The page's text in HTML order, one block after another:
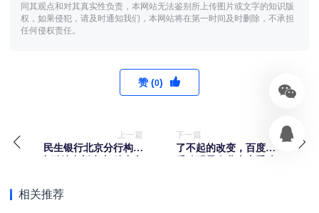
同其观点和对其真实性负责，本网站无法鉴别所上传图片或文字的知识版
权，如果侵犯，请及时通知我们，本网站将在第一时间及时删除，不承担
任何侵权责任。
赞 (0)
上一篇
民生银行北京分行构建
下一篇
了不起的改变，百度爱
相关推荐